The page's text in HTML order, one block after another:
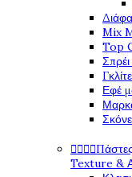
Mix
Top
Εφέ
   
Texture &